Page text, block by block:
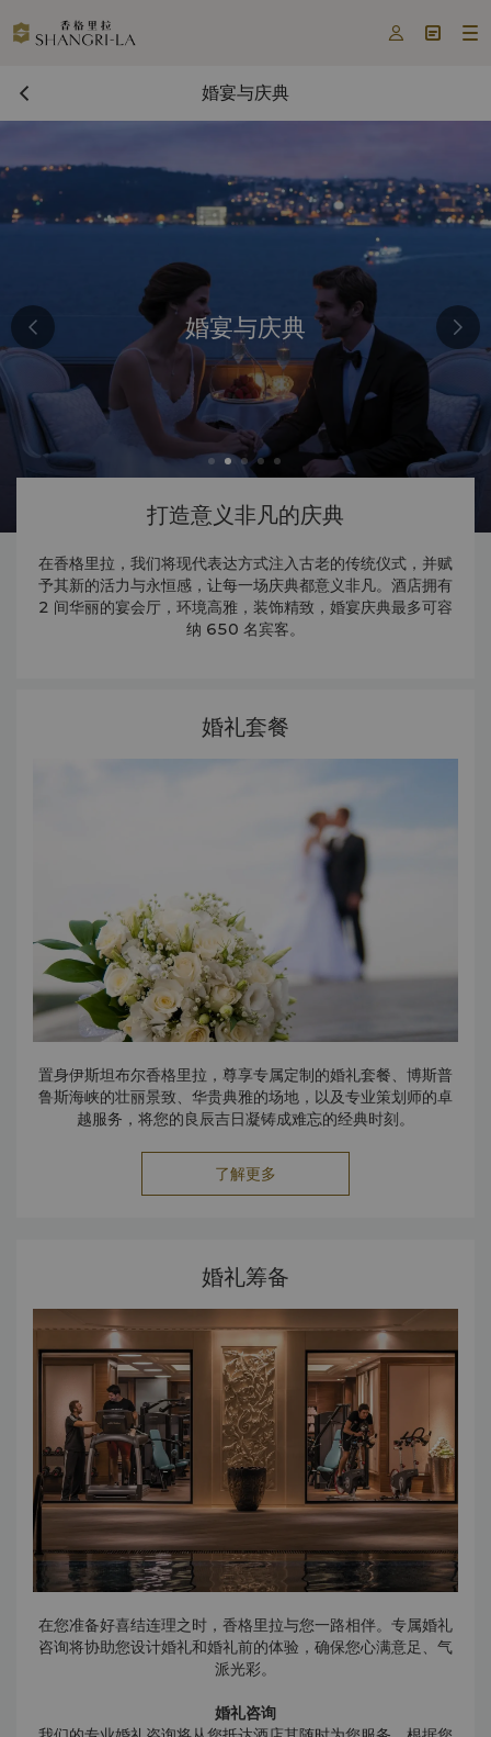
  
婚宴与庆典
婚宴与庆典
打造意义非凡的庆典
在香格里拉，我们将现代表达方式注入古老的传统仪式，并赋
予其新的活力与永恒感，让每一场庆典都意义非凡。酒店拥有
2 间华丽的宴会厅，环境高雅，装饰精致，婚宴庆典最多可容
纳 650 名宾客。
婚礼套餐
置身伊斯坦布尔香格里拉，尊享专属定制的婚礼套餐、博斯普
鲁斯海峡的壮丽景致、华贵典雅的场地，以及专业策划师的卓
越服务，将您的良辰吉日凝铸成难忘的经典时刻。
了解更多
婚礼筹备
在您准备好喜结连理之时，香格里拉与您一路相伴。专属婚礼
咨询将协助您设计婚礼和婚礼前的体验，确保您心满意足、气
派光彩。
婚礼咨询